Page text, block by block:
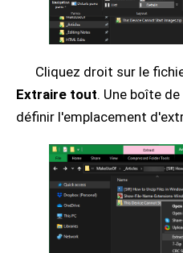
Cliquez droit sur le
Extraire tout. Une boîte
définir l'emplacement